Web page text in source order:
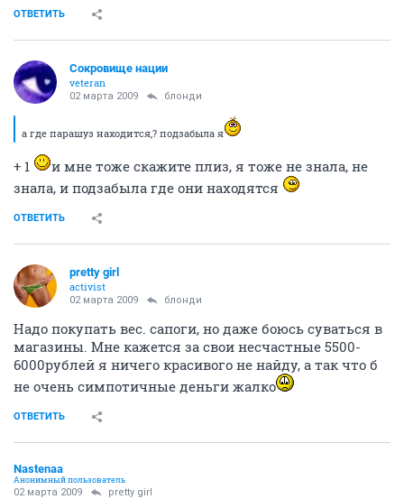
ОТВЕТИТЬ
Сокровище нации
veteran
02 марта 2009 блонди
а где парашуз находится,? подзабыла я
+ 1
и мне тоже скажите плиз, я тоже не знала, не
знала, и подзабыла где они находятся
ОТВЕТИТЬ
pretty girl
activist
02 марта 2009 блонди
Надо покупать вес. сапоги, но даже боюсь суваться в
магазины. Мне кажется за свои несчастные 5500-
6000рублей я ничего красивого не найду, а так что б
не очень симпотичные деньги жалко
ОТВЕТИТЬ
Nastenaa
Анонимный пользователь
02 марта 2009 pretty girl